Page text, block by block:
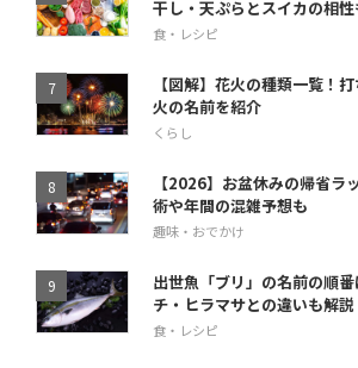
干し・天ぷらとスイカの相性
食・レシピ
【図解】花火の種類一覧！
火の名前を紹介
くらし
【2026】お盆休みの帰省ラ
術や年間の混雑予想も
趣味・おでかけ
出世魚「ブリ」の名前の順
チ・ヒラマサとの違いも解説
食・レシピ